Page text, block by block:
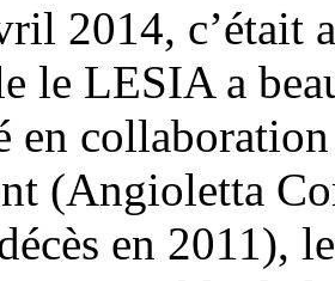
2014, c’était
le LESIA a
en
(Angioletta
en 2011),